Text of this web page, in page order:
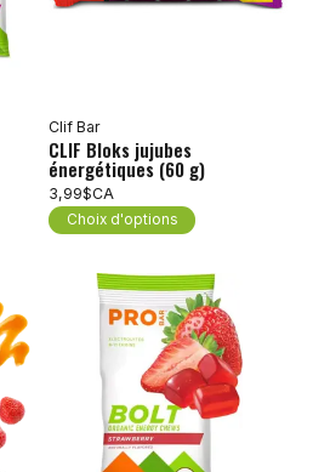
Clif Bar
CLIF Bloks jujubes
énergétiques (60 g)
3,99$CA
Choix d'options